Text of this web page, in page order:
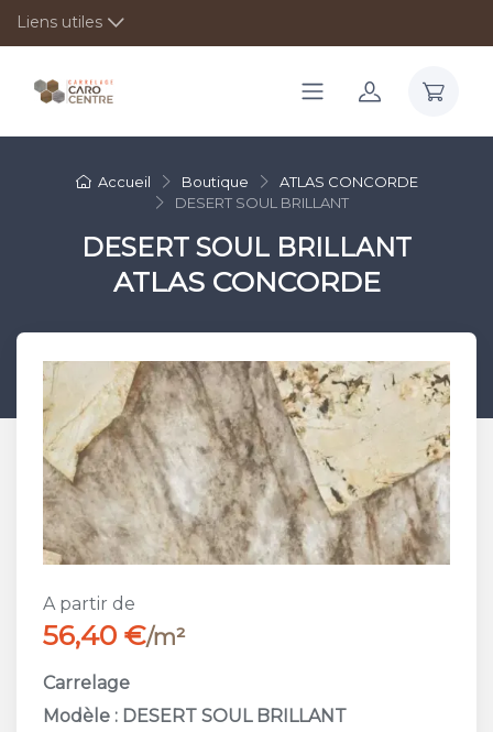
Liens utiles
Accueil Boutique
ATLAS CONCORDE
DESERT SOUL BRILLANT
DESERT SOUL BRILLANT
ATLAS CONCORDE
A partir de
56,40 €/m²
Carrelage
Modèle : DESERT SOUL BRILLANT